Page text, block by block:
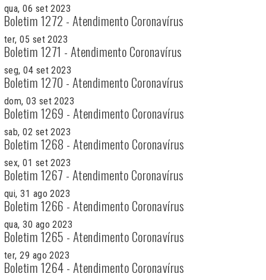
qua, 06 set 2023
Boletim 1272 - Atendimento Coronavírus
ter, 05 set 2023
Boletim 1271 - Atendimento Coronavírus
seg, 04 set 2023
Boletim 1270 - Atendimento Coronavírus
dom, 03 set 2023
Boletim 1269 - Atendimento Coronavírus
sab, 02 set 2023
Boletim 1268 - Atendimento Coronavírus
sex, 01 set 2023
Boletim 1267 - Atendimento Coronavírus
qui, 31 ago 2023
Boletim 1266 - Atendimento Coronavírus
qua, 30 ago 2023
Boletim 1265 - Atendimento Coronavírus
ter, 29 ago 2023
Boletim 1264 - Atendimento Coronavírus